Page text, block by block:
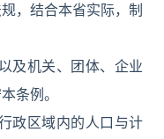
，结合本省实际，制
及机关、团体、企业
条例。
政区域内的人口与计